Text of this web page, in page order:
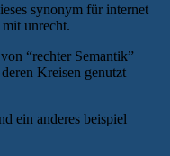
synonym für internet
unrecht.
“rechter Semantik”
Kreisen genutzt
ein anderes beispiel